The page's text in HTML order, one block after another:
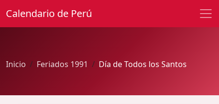
Calendario de Perú
Inicio Feriados 1991 Día de Todos los Santos